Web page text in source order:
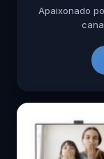
Apaixonado